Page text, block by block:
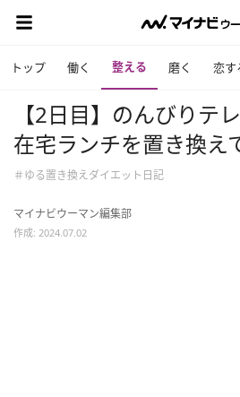
トップ 働く 整える 磨く 恋す
【2日目】のんびりテ
在宅ランチを置き換え
＃ゆる置き換えダイエット日記
マイナビウーマン編集部
作成: 2024.07.02